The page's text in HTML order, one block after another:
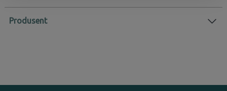
Produsent